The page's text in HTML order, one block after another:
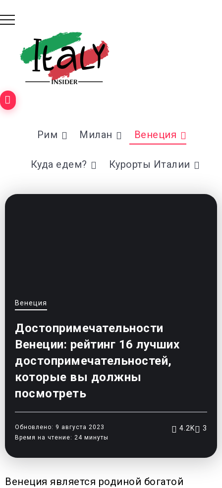
Рим Милан Венеция
Куда едем? Курорты Италии
Венеция
Достопримечательности
Венеции: рейтинг 16 лучших
достопримечательностей,
которые вы должны
посмотреть
Обновлено: 9 августа 2023
Время на чтение: 24 минуты
4.2K 3
Венеция является родиной богатой